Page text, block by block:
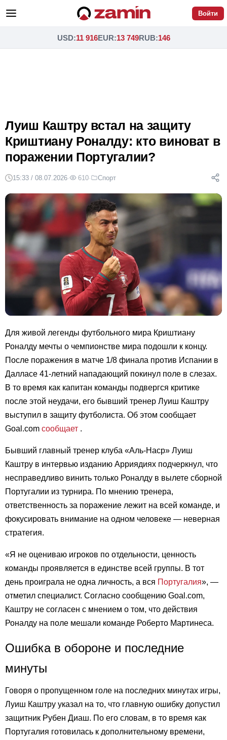
Войти
USD:11 916EUR:13 749RUB:146
Луиш Каштру встал на защиту
Криштиану Роналду: кто виноват в
поражении Португалии?
15:33 / 08.07.2026· 610· Спорт
Для живой легенды футбольного мира Криштиану
Роналду мечты о чемпионстве мира подошли к концу.
После поражения в матче 1/8 финала против Испании в
Далласе 41-летний нападающий покинул поле в слезах.
В то время как капитан команды подвергся критике
после этой неудачи, его бывший тренер Луиш Каштру
выступил в защиту футболиста. Об этом сообщает
Goal.com сообщает .
Бывший главный тренер клуба «Аль-Наср» Луиш
Каштру в интервью изданию Арриядиях подчеркнул, что
несправедливо винить только Роналду в вылете сборной
Португалии из турнира. По мнению тренера,
ответственность за поражение лежит на всей команде, и
фокусировать внимание на одном человеке — неверная
стратегия.
«Я не оцениваю игроков по отдельности, ценность
команды проявляется в единстве всей группы. В тот
день проиграла не одна личность, а вся Португалия», —
отметил специалист. Согласно сообщению Goal.com,
Каштру не согласен с мнением о том, что действия
Роналду на поле мешали команде Роберто Мартинеса.
Ошибка в обороне и последние
минуты
Говоря о пропущенном голе на последних минутах игры,
Луиш Каштру указал на то, что главную ошибку допустил
защитник Рубен Диаш. По его словам, в то время как
Португалия готовилась к дополнительному времени,